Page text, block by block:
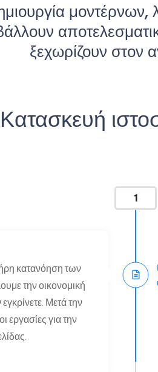
ξεχωρίζουν στον
1
κατανόηση των
την οικονομική
Μετά την
εργασίες για την